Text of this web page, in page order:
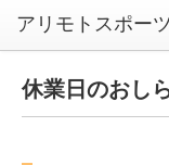
休業日のおし